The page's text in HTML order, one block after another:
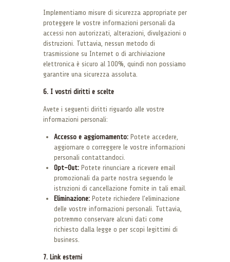
Implementiamo misure di sicurezza appropriate per
proteggere le vostre informazioni personali da
accessi non autorizzati, alterazioni, divulgazioni o
distruzioni. Tuttavia, nessun metodo di
trasmissione su Internet o di archiviazione
elettronica è sicuro al 100%, quindi non possiamo
garantire una sicurezza assoluta.
6. I vostri diritti e scelte
Avete i seguenti diritti riguardo alle vostre
informazioni personali:
Accesso e aggiornamento: Potete accedere,
aggiornare o correggere le vostre informazioni
personali contattandoci.
Opt-Out: Potete rinunciare a ricevere email
promozionali da parte nostra seguendo le
istruzioni di cancellazione fornite in tali email.
Eliminazione: Potete richiedere l’eliminazione
delle vostre informazioni personali. Tuttavia,
potremmo conservare alcuni dati come
richiesto dalla legge o per scopi legittimi di
business.
7. Link esterni